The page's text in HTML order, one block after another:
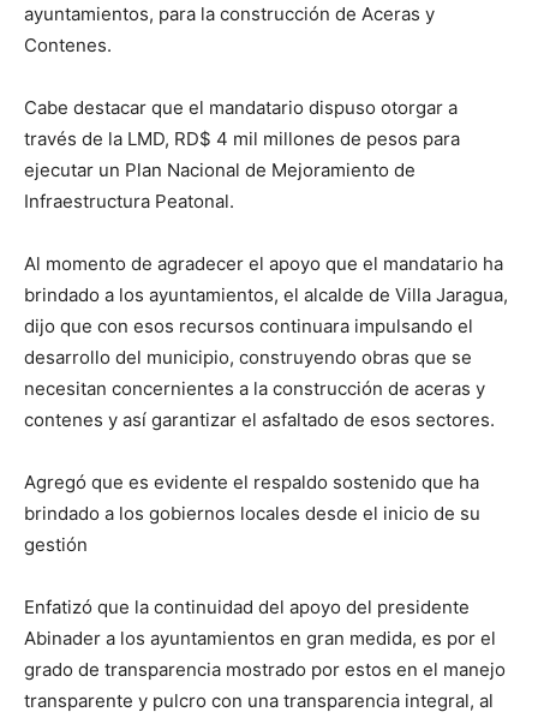
ayuntamientos, para la construcción de Aceras y
Contenes.
Cabe destacar que el mandatario dispuso otorgar a
través de la LMD, RD$ 4 mil millones de pesos para
ejecutar un Plan Nacional de Mejoramiento de
Infraestructura Peatonal.
Al momento de agradecer el apoyo que el mandatario ha
brindado a los ayuntamientos, el alcalde de Villa Jaragua,
dijo que con esos recursos continuara impulsando el
desarrollo del municipio, construyendo obras que se
necesitan concernientes a la construcción de aceras y
contenes y así garantizar el asfaltado de esos sectores.
Agregó que es evidente el respaldo sostenido que ha
brindado a los gobiernos locales desde el inicio de su
gestión
Enfatizó que la continuidad del apoyo del presidente
Abinader a los ayuntamientos en gran medida, es por el
grado de transparencia mostrado por estos en el manejo
transparente y pulcro con una transparencia integral, al